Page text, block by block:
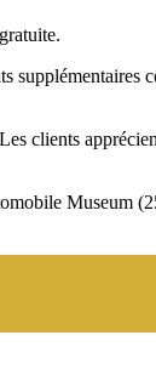
supplémentaires
clients
Museum